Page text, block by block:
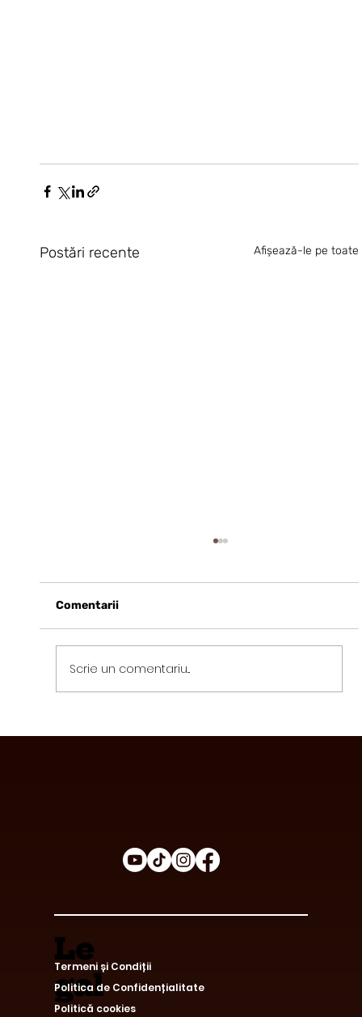
Postări recente Afișează-le pe toate
Comentarii
Scrie un comentariu...
Le
gal
Termeni și Condiții
Politica de Confidențialitate
Politică cookies